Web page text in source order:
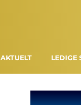
AKTUELT LEDIGE